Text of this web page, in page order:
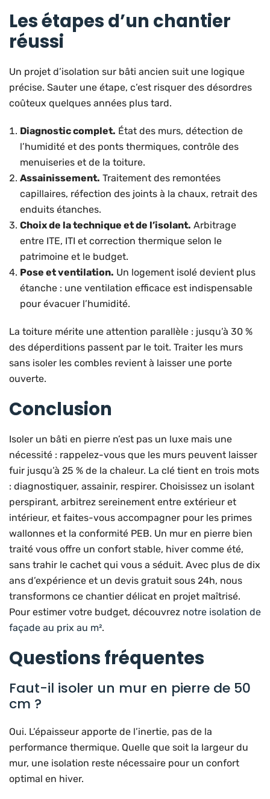
Les étapes d’un chantier
réussi
Un projet d’isolation sur bâti ancien suit une logique
précise. Sauter une étape, c’est risquer des désordres
coûteux quelques années plus tard.
Diagnostic complet. État des murs, détection de
l’humidité et des ponts thermiques, contrôle des
menuiseries et de la toiture.
Assainissement. Traitement des remontées
capillaires, réfection des joints à la chaux, retrait des
enduits étanches.
Choix de la technique et de l’isolant. Arbitrage
entre ITE, ITI et correction thermique selon le
patrimoine et le budget.
Pose et ventilation. Un logement isolé devient plus
étanche : une ventilation efficace est indispensable
pour évacuer l’humidité.
La toiture mérite une attention parallèle : jusqu’à 30 %
des déperditions passent par le toit. Traiter les murs
sans isoler les combles revient à laisser une porte
ouverte.
Conclusion
Isoler un bâti en pierre n’est pas un luxe mais une
nécessité : rappelez-vous que les murs peuvent laisser
fuir jusqu’à 25 % de la chaleur. La clé tient en trois mots
: diagnostiquer, assainir, respirer. Choisissez un isolant
perspirant, arbitrez sereinement entre extérieur et
intérieur, et faites-vous accompagner pour les primes
wallonnes et la conformité PEB. Un mur en pierre bien
traité vous offre un confort stable, hiver comme été,
sans trahir le cachet qui vous a séduit. Avec plus de dix
ans d’expérience et un devis gratuit sous 24h, nous
transformons ce chantier délicat en projet maîtrisé.
Pour estimer votre budget, découvrez notre isolation de
façade au prix au m².
Questions fréquentes
Faut-il isoler un mur en pierre de 50
cm ?
Oui. L’épaisseur apporte de l’inertie, pas de la
performance thermique. Quelle que soit la largeur du
mur, une isolation reste nécessaire pour un confort
optimal en hiver.